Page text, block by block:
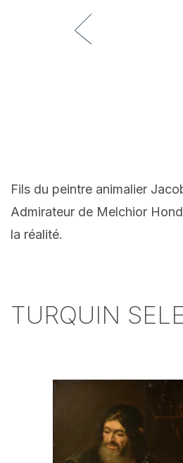
Fils du peintre animalier
Admirateur de Melchior
la réalité.
TURQUIN